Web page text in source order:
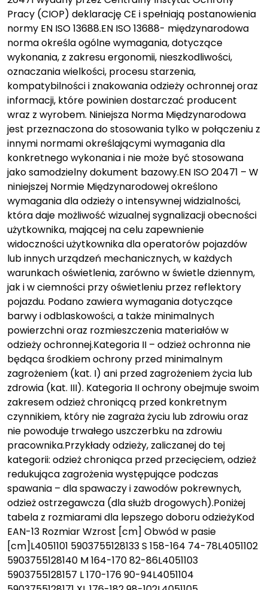
Pracy (CIOP) deklarację CE i spełniają postanowienia
normy EN ISO 13688.EN ISO 13688- międzynarodowa
norma określa ogólne wymagania, dotyczące
wykonania, z zakresu ergonomii, nieszkodliwości,
oznaczania wielkości, procesu starzenia,
kompatybilności i znakowania odzieży ochronnej oraz
informacji, które powinien dostarczać producent
wraz z wyrobem. Niniejsza Norma Międzynarodowa
jest przeznaczona do stosowania tylko w połączeniu z
innymi normami określającymi wymagania dla
konkretnego wykonania i nie może być stosowana
jako samodzielny dokument bazowy.EN ISO 20471 – W
niniejszej Normie Międzynarodowej określono
wymagania dla odzieży o intensywnej widzialności,
która daje możliwość wizualnej sygnalizacji obecności
użytkownika, mającej na celu zapewnienie
widoczności użytkownika dla operatorów pojazdów
lub innych urządzeń mechanicznych, w każdych
warunkach oświetlenia, zarówno w świetle dziennym,
jak i w ciemności przy oświetleniu przez reflektory
pojazdu. Podano zawiera wymagania dotyczące
barwy i odblaskowości, a także minimalnych
powierzchni oraz rozmieszczenia materiałów w
odzieży ochronnej.Kategoria II – odzież ochronna nie
będąca środkiem ochrony przed minimalnym
zagrożeniem (kat. I) ani przed zagrożeniem życia lub
zdrowia (kat. III). Kategoria II ochrony obejmuje swoim
zakresem odzież chroniącą przed konkretnym
czynnikiem, który nie zagraża życiu lub zdrowiu oraz
nie powoduje trwałego uszczerbku na zdrowiu
pracownika.Przykłady odzieży, zaliczanej do tej
kategorii: odzież chroniąca przed przecięciem, odzież
redukująca zagrożenia występujące podczas
spawania – dla spawaczy i zawodów pokrewnych,
odzież ostrzegawcza (dla służb drogowych).Poniżej
tabela z rozmiarami dla lepszego doboru odzieżyKod
EAN-13 Rozmiar Wzrost [cm] Obwód w pasie
[cm]L4051101 5903755128133 S 158-164 74-78L4051102
5903755128140 M 164-170 82-86L4051103
5903755128157 L 170-176 90-94L4051104